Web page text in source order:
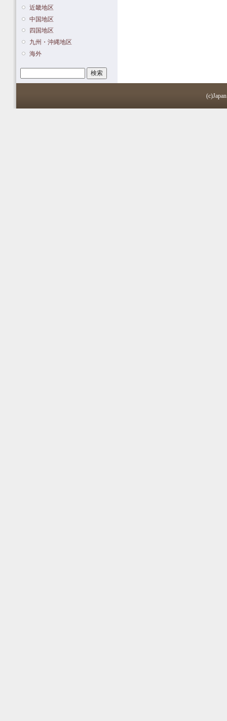
近畿地区
中国地区
四国地区
九州・沖縄地区
海外